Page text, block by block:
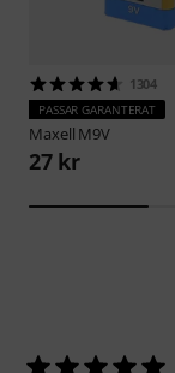
1304
PASSAR GARANTERAT
Maxell M9V
27 kr